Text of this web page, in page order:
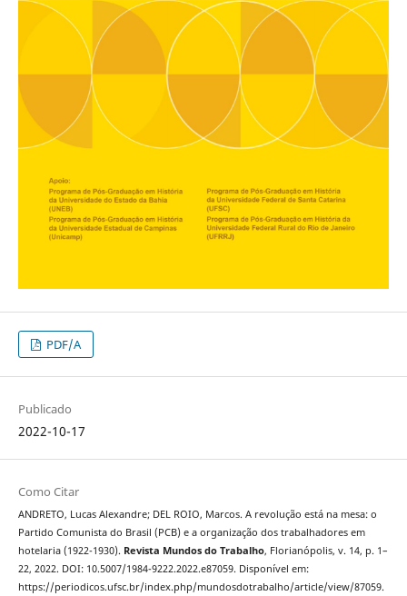
PDF/A
Publicado
2022-10-17
Como Citar
ANDRETO, Lucas Alexandre; DEL ROIO, Marcos. A revolução está na mesa: o
Partido Comunista do Brasil (PCB) e a organização dos trabalhadores em
hotelaria (1922-1930). Revista Mundos do Trabalho, Florianópolis, v. 14, p. 1–
22, 2022. DOI: 10.5007/1984-9222.2022.e87059. Disponível em:
https://periodicos.ufsc.br/index.php/mundosdotrabalho/article/view/87059.